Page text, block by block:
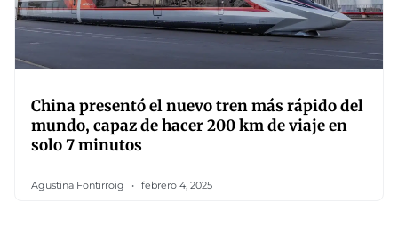
China presentó el nuevo tren más rápido del
mundo, capaz de hacer 200 km de viaje en
solo 7 minutos
Agustina Fontirroig febrero 4, 2025